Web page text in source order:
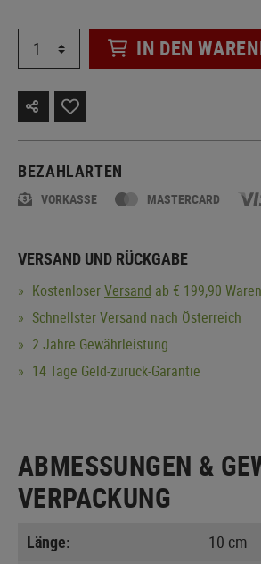
IN DEN
BEZAHLARTEN
VORKASSE MASTERCARD
VERSAND UND RÜCKGABE
KostenloserVersand ab € 199,90
Schnellster Versand nach Österreich
2 Jahre Gewährleistung
14 Tage Geld-zurück-Garantie
ABMESSUNGEN &
VERPACKUNG
Länge:
10 cm